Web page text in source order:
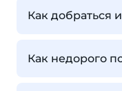
Как добраться
Как недорого